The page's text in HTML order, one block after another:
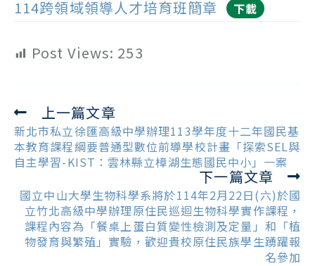
114跨領域領導人才培育班簡章 下載
Post Views: 253
Read
more
articles
上一篇文章
新北市私立徐匯高級中學辦理113學年度十二年國民基
本教育課程綱要普通型數位前導學校計畫「探索SEL與
自主學習-KIST：雲林縣立樟湖生態國民中小」一案
下一篇文章
國立中山大學生物科學系將於114年2月22日(六)於國
立竹北高級中學辦理原住民巡迴生物科學實作課程，
課程內容為「餐桌上蛋白質變性檢測及定量」和「植
物發育與繁殖」實驗，歡迎貴校原住民族學生踴躍報
名參加